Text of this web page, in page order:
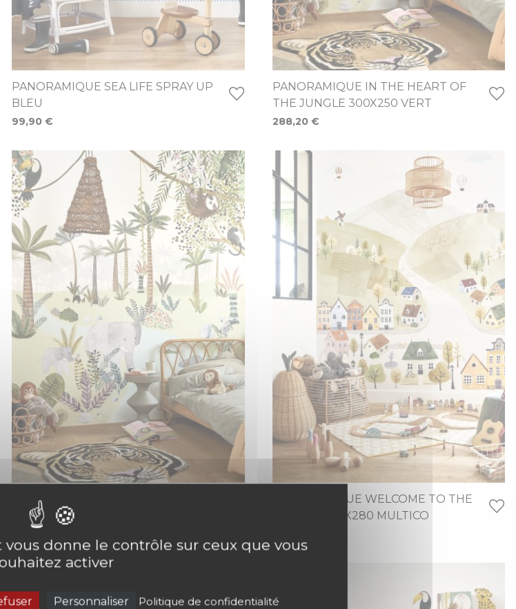
PANORAMIQUE SEA LIFE SPRAY UP
BLEU
99,90 €
PANORAMIQUE IN THE HEART OF
THE JUNGLE 300X250 VERT
288,20 €
PANORAMIQUE IN THE HEART OF
THE JUNGLE 300X310 VERT
PANORAMIQUE WELCOME TO THE
VILLAGE 200X280 MULTICO
donne le contrôle sur ceux que vous
activer
Personnaliser Politique de confidentialité